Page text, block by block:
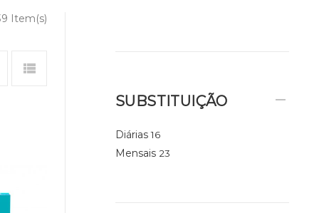
Item(s)
SUBSTITUIÇÃO
Diárias 16
Mensais 23